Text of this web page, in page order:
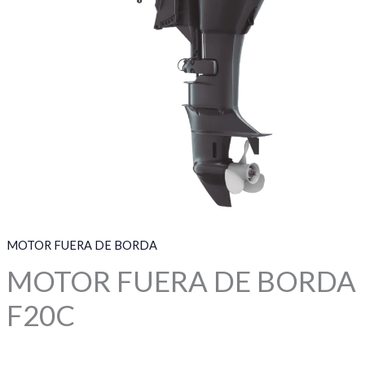
MOTOR FUERA DE BORDA
MOTOR FUERA DE BORDA
F20C